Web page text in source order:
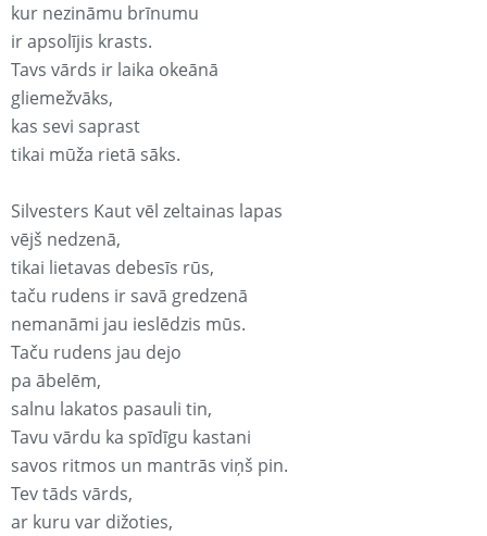
kur nezināmu brīnumu
ir apsolījis krasts.
Tavs vārds ir laika okeānā
gliemežvāks,
kas sevi saprast
tikai mūža rietā sāks.
Silvesters Kaut vēl zeltainas lapas
vējš nedzenā,
tikai lietavas debesīs rūs,
taču rudens ir savā gredzenā
nemanāmi jau ieslēdzis mūs.
Taču rudens jau dejo
pa ābelēm,
salnu lakatos pasauli tin,
Tavu vārdu ka spīdīgu kastani
savos ritmos un mantrās viņš pin.
Tev tāds vārds,
ar kuru var dižoties,